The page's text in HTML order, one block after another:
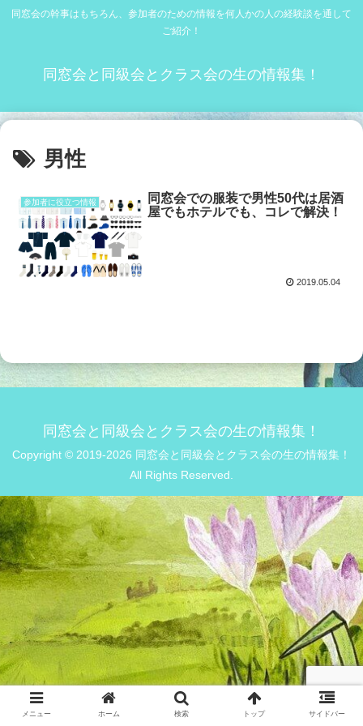
同窓会の幹事はもちろん、参加者のための情報を何人かの人の経験談を通して
ご紹介！
同窓会と同級会とクラス会の生の情報集！
男性
参加者に役立つ情報
同窓会での服装で男性50代は居酒
屋でもホテルでも、コレで解決！
2019.05.04
同窓会と同級会とクラス会の生の情報集！
Copyright © 2019-2026 同窓会と同級会とクラス会の生の情報集！
All Rights Reserved.
メニュー ホーム 検索 トップ サイドバー